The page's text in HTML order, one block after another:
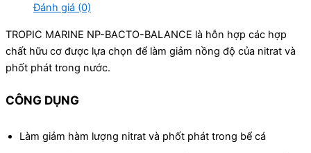
Đánh giá (0)
TROPIC MARINE NP-BACTO-BALANCE là hỗn hợp các hợp
chất hữu cơ được lựa chọn để làm giảm nồng độ của nitrat và
phốt phát trong nước.
CÔNG DỤNG
Làm giảm hàm lượng nitrat và phốt phát trong bể cá